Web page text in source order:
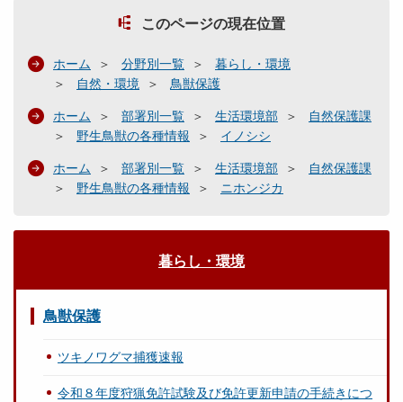
このページの現在位置
ホーム 分野別一覧
暮らし・環境
自然・環境
鳥獣保護
ホーム 部署別一覧 生活環境部
自然保護課
野生鳥獣の各種情報
イノシシ
ホーム 部署別一覧 生活環境部
自然保護課
野生鳥獣の各種情報
ニホンジカ
暮らし・環境
鳥獣保護
ツキノワグマ捕獲速報
令和８年度狩猟免許試験及び免許更新申請の手続きにつ